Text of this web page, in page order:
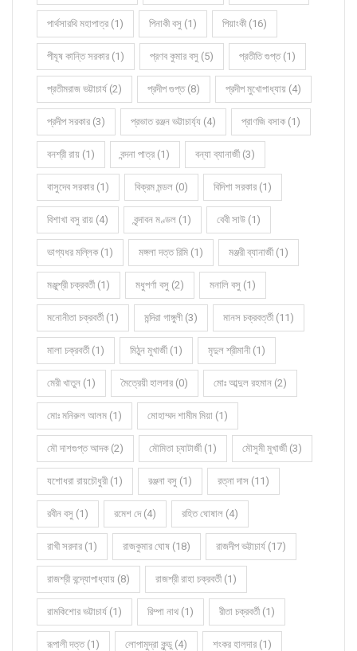
পার্থসারথি মহাপাত্র (1) পিনাকী বসু (1) পিয়াংকী (16)
পীযূষ কান্তি সরকার (1) প্রণব কুমার বসু (5) প্রতীতি গুপ্ত (1)
প্রতীমরাজ ভট্টাচার্য (2) প্রদীপ গুপ্ত (8) প্রদীপ মুখোপাধ্যায় (4)
প্রদীপ সরকার (3) প্রভাত রঞ্জন ভট্টাচার্য্য (4) প্রাণজি বসাক (1)
বনশ্রী রায় (1) বন্দনা পাত্র (1) বন্যা ব্যানার্জী (3)
বাসুদেব সরকার (1) বিক্রম মন্ডল (0) বিদিশা সরকার (1)
বিশাখা বসু রায় (4) বৃন্দাবন মণ্ডল (1) বেবী সাউ (1)
ভাগ্যধর মল্লিক (1) মঙ্গলা দত্ত রিমি (1) মঞ্জরী ব্যানার্জী (1)
মঞ্জুশ্রী চক্রবর্তী (1) মধুপর্ণা বসু (2) মনালি বসু (1)
মনোনীতা চক্রবর্তী (1) মন্দিরা গাঙ্গুলী (3) মানস চক্রবর্ত্তী (11)
মালা চক্রবর্তী (1) মিঠুন মুখার্জী (1) মৃদুল শ্রীমানী (1)
মেরী খাতুন (1) মৈত্রেয়ী হালদার (0) মোঃ আব্দুল রহমান (2)
মোঃ মনিরুল আলম (1) মোহাম্মদ শামীম মিয়া (1)
মৌ দাশগুপ্ত আদক (2) মৌমিতা চ্যাটার্জী (1) মৌসুমী মুখার্জী (3)
যশোধরা রায়চৌধুরী (1) রঞ্জনা বসু (1) রত্না দাস (11)
রবীন বসু (1) রমেশ দে (4) রহিত ঘোষাল (4)
রাখী সরদার (1) রাজকুমার ঘোষ (18) রাজদীপ ভট্টাচার্য (17)
রাজশ্রী বন্দ্যোপাধ্যায় (8) রাজশ্রী রাহা চক্রবর্তী (1)
রামকিশোর ভট্টাচার্য (1) রিম্পা নাথ (1) রীতা চক্রবর্তী (1)
রূপালী দত্ত (1) লোপামুদ্রা কুন্ডু (4) শংকর হালদার (1)